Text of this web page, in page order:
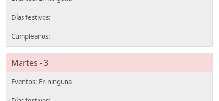
Martes - 3